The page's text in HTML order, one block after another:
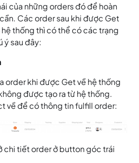
của những orders đó để hoàn
Các order sau khi được Get
thống thì có thể có các trạng
ý sau đây:
order khi được Get về hệ thống
được tạo ra từ hệ thống.
về để có thông tin fulfill order:
chi tiết order ở button góc trái